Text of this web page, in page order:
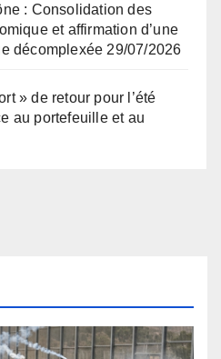
: Consolidation des
et affirmation d’une
décomplexée 29/07/2026
» de retour pour l’été
au portefeuille et au